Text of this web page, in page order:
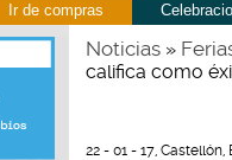
Ir de compras
Noticias»
califica como
22 - 01 - 17,